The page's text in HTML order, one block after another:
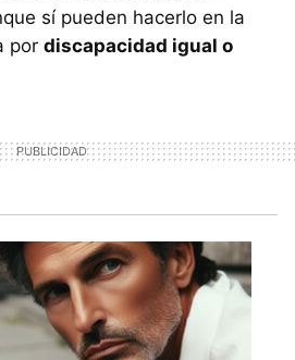
sí pueden hacerlo en la
por discapacidad igual o